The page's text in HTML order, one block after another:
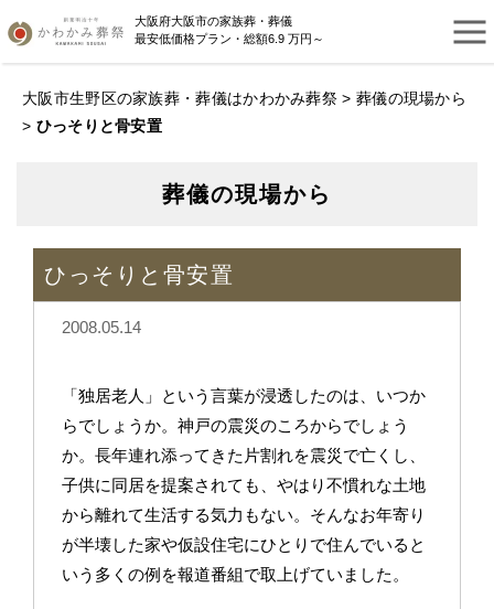
大阪府大阪市の家族葬・葬儀
最安低価格プラン・総額6.9 万円～
大阪市生野区の家族葬・葬儀はかわかみ葬祭 > 葬儀の現場から
> ひっそりと骨安置
葬儀の現場から
ひっそりと骨安置
2008.05.14
「独居老人」という言葉が浸透したのは、いつか
らでしょうか。神戸の震災のころからでしょう
か。長年連れ添ってきた片割れを震災で亡くし、
子供に同居を提案されても、やはり不慣れな土地
から離れて生活する気力もない。そんなお年寄り
が半壊した家や仮設住宅にひとりで住んでいると
いう多くの例を報道番組で取上げていました。